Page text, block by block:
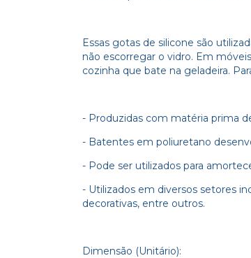
Essas gotas de silicone são
não escorregar o vidro. Em
cozinha que bate na geladeira.
- Produzidas com matéria prima
- Batentes em poliuretano
- Pode ser utilizados para
- Utilizados em diversos setores
decorativas, entre outros.
Dimensão (Unitário):